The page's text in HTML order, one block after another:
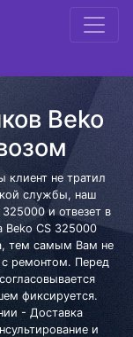
Beko
клиент не тратил
службы, наш
и отвезет в
Beko CS 325000
тем самым Вам не
с ремонтом. Перед
фиксируется.
- Доставка
и